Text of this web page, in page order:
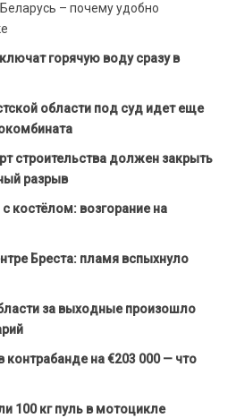
– почему удобно
горячую воду сразу в
области под суд идет еще
строительства должен закрыть
разрыв
костёлом: возгорание на
Бреста: пламя вспыхнуло
за выходные произошло
контрабанде на €203 000 — что
100 кг пуль в мотоцикле